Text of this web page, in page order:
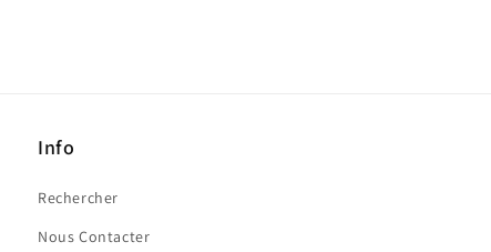
Info
Rechercher
Nous Contacter